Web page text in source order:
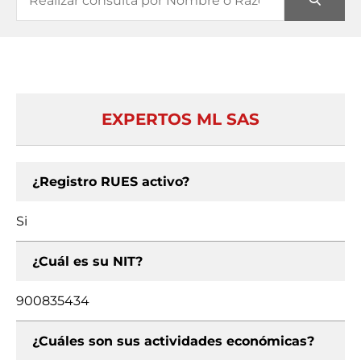
EXPERTOS ML SAS
¿Registro RUES activo?
Si
¿Cuál es su NIT?
900835434
¿Cuáles son sus actividades económicas?